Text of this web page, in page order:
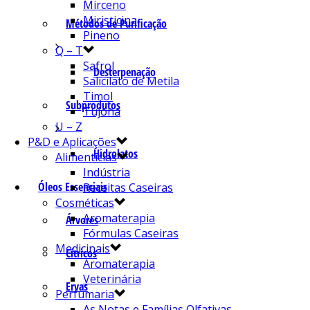
Métodos de Purificação
Desterpenação
Subprodutos
Hidrolatos
Óleos Essenciais
Árvores
Cítricos
Ervas
Mirceno
Miristicina
Pineno
Q – T
Safrol
Salicilato de Metila
Timol
Tujona
U – Z
P&D e Aplicações
Alimentícias
Indústria
Receitas Caseiras
Cosméticas
Aromaterapia
Fórmulas Caseiras
Medicinais
Aromaterapia
Veterinária
Perfumaria